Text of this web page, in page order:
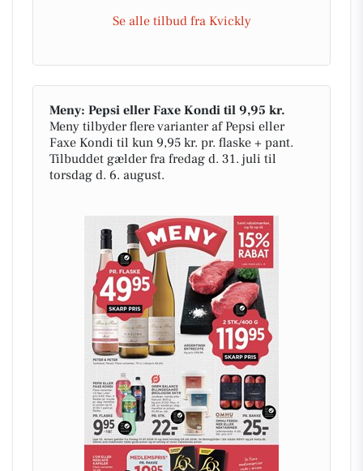
Se alle tilbud fra Kvickly
Meny: Pepsi eller Faxe Kondi til 9,95 kr.
Meny tilbyder flere varianter af Pepsi eller
Faxe Kondi til kun 9,95 kr. pr. flaske + pant.
Tilbuddet gælder fra fredag d. 31. juli til
torsdag d. 6. august.